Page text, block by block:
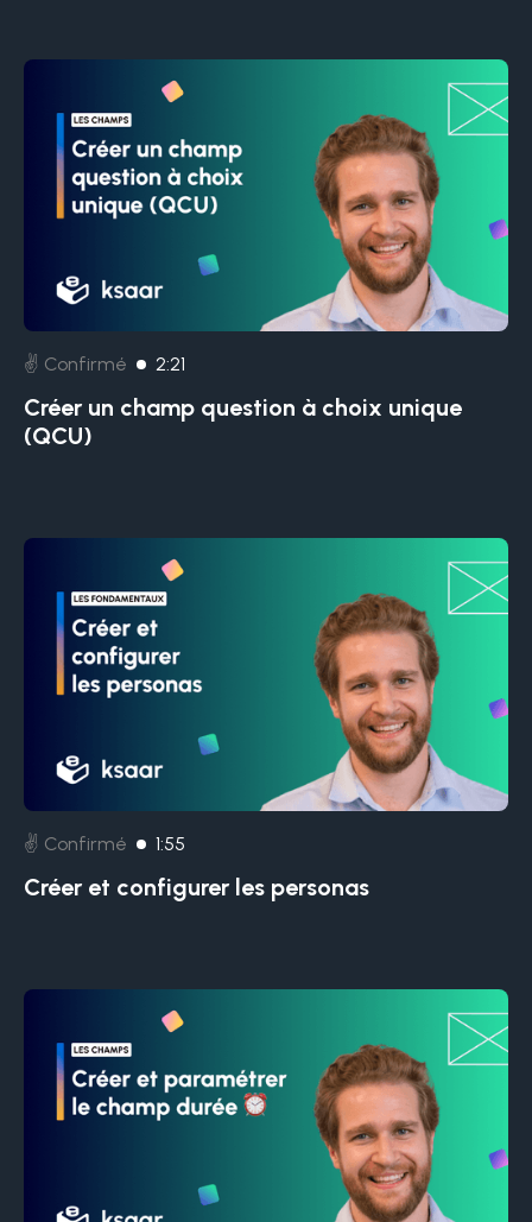
✌️ Confirmé 2:21
Créer un champ question à choix unique
(QCU)
✌️ Confirmé 1:55
Créer et configurer les personas